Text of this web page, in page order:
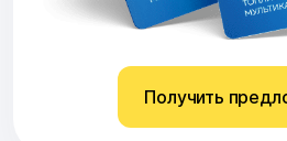
Получить